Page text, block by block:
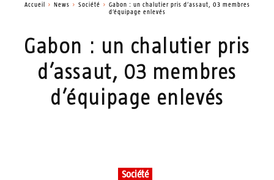
Accueil News Société
Gabon : un chalutier pris d’assaut, 03 membres
d’équipage enlevés
Gabon : un chalutier pris
d’assaut, 03 membres
d’équipage enlevés
Société